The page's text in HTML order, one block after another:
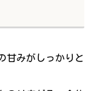
甘みがしっかりと